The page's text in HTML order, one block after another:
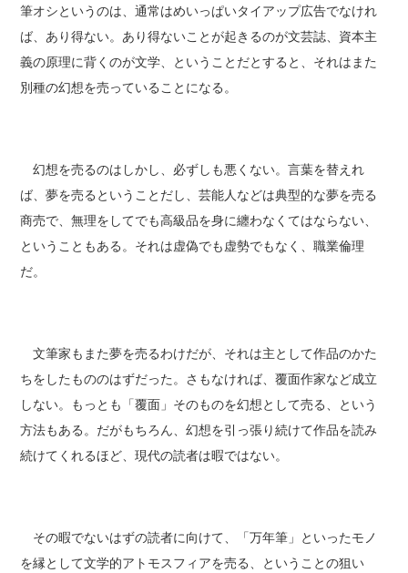
筆オシというのは、通常はめいっぱいタイアップ広告でなけれ
ば、あり得ない。あり得ないことが起きるのが文芸誌、資本主
義の原理に背くのが文学、ということだとすると、それはまた
別種の幻想を売っていることになる。
幻想を売るのはしかし、必ずしも悪くない。言葉を替えれ
ば、夢を売るということだし、芸能人などは典型的な夢を売る
商売で、無理をしてでも高級品を身に纏わなくてはならない、
ということもある。それは虚偽でも虚勢でもなく、職業倫理
だ。
文筆家もまた夢を売るわけだが、それは主として作品のかた
ちをしたもののはずだった。さもなければ、覆面作家など成立
しない。もっとも「覆面」そのものを幻想として売る、という
方法もある。だがもちろん、幻想を引っ張り続けて作品を読み
続けてくれるほど、現代の読者は暇ではない。
その暇でないはずの読者に向けて、「万年筆」といったモノ
を縁として文学的アトモスフィアを売る、ということの狙い